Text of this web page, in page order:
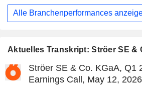
Aktuelles Transkript: Ströer SE &
Ströer SE & Co. KGaA, Q1
Earnings Call, May 12, 2026
Alle Branchenperformances